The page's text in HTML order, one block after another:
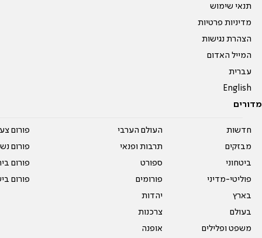
תנאי שימוש
מדיניות פרטיות
הצהרת נגישות
המייל האדום
עברית
English
מדורים
חדשות
מבזקים
ביטחוני
פוליטי-מדיני
בארץ
בעולם
משפט ופלילים
העולם הערבי
תרבות ופנאי
ספורט
פורומים
יהדות
צרכנות
אופנה
פורום
פורום
פורום
פורום